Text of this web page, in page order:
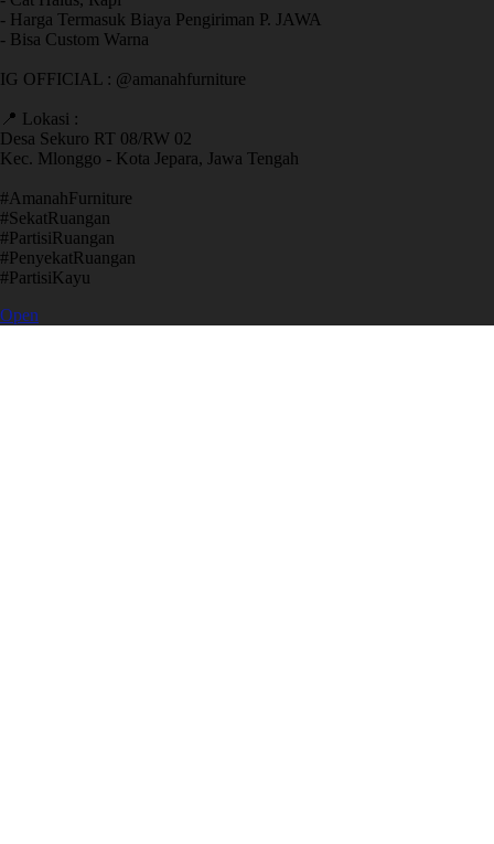
- Harga Termasuk Biaya Pengiriman P. JAWA
- Bisa Custom Warna
IG OFFICIAL : @amanahfurniture
📍 Lokasi :
Desa Sekuro RT 08/RW 02
Kec. Mlonggo - Kota Jepara, Jawa Tengah
​#AmanahFurniture
​#SekatRuangan
​#PartisiRuangan
​#PenyekatRuangan
​#PartisiKayu
Open